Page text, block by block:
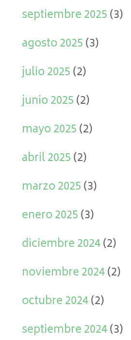
septiembre 2025(3)
agosto 2025(3)
julio 2025(2)
junio 2025(2)
mayo 2025(2)
abril 2025(2)
marzo 2025(3)
enero 2025(3)
diciembre 2024(2)
noviembre 2024(2)
octubre 2024(2)
septiembre 2024(3)